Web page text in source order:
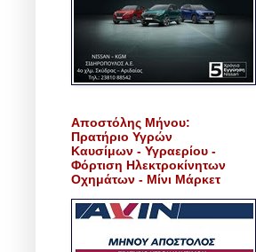
Αποστόλης Μήνου:
Πρατήριο Υγρών
Καυσίμων - Υγραερίου -
Φόρτιση Ηλεκτροκίνητων
Οχημάτων - Μίνι Μάρκετ